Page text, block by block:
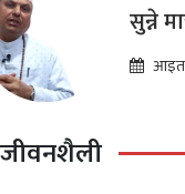
सुन्ने
जीवनशैली